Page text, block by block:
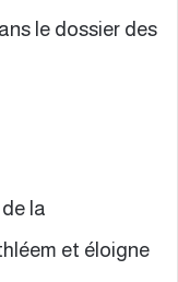
le dossier des
la
et éloigne